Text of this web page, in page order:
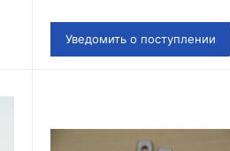
Уведомить о поступлении